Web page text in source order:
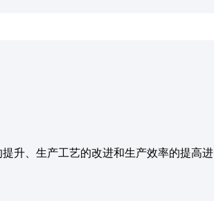
升、生产工艺的改进和生产效率的提高进